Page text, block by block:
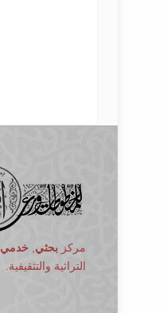
مركز بحثي خدمي
التراثية والتثقيفية.